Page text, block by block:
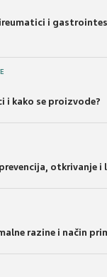
i
i kako se proizvode?
otkrivanje i
razine i način